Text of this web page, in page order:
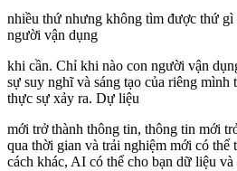
nhiều thứ nhưng không tìm được thứ
người vận dụng
khi cần. Chỉ khi nào con người vận
sự suy nghĩ và sáng tạo của riêng
thực sự xảy ra. Dự liệu
mới trở thành thông tin, thông tin mới
qua thời gian và trải nghiệm mới có thể
cách khác, AI có thể cho bạn dữ liệu